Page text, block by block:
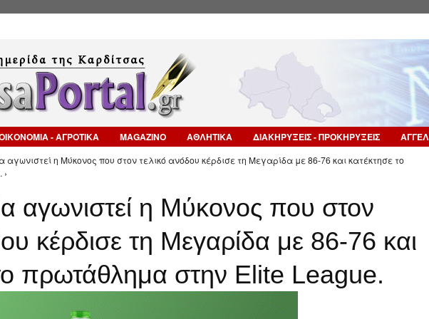
- ΑΓΡΟΤΙΚΑ MAGAZINO ΑΘΛΗΤΙΚΑ ΔΙΑΚΗΡΥΞΕΙΣ - ΠΡΟΚΗΡΥΞΕΙΣ
αγωνιστεί η Μύκονος που στον τελικό ανόδου κέρδισε τη Μεγαρίδα με 86-76 και κατέκτησε το
αγωνιστεί η Μύκονος που στον
κέρδισε τη Μεγαρίδα με 86-76 και
πρωτάθλημα στην Elite League.